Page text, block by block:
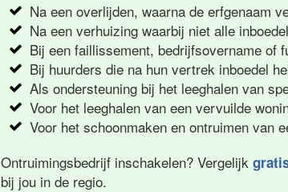
Na een overlijden, waarna de erfgenaam
Na een verhuizing waarbij niet alle
Bij een faillissement, bedrijfsovername of
Bij huurders die na hun vertrek inboedel
Als ondersteuning bij het leeghalen van
Voor het leeghalen van een vervuilde
Voor het schoonmaken en ontruimen van
Ontruimingsbedrijf inschakelen? Vergelijk
bij jou in de regio.